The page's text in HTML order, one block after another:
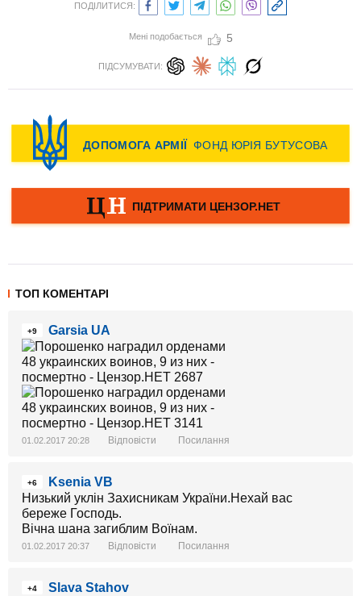
ПОДІЛИТИСЯ:
Мені подобається 5
ПІДСУМУВАТИ:
ТОП КОМЕНТАРІ
+9 Garsia UA
01.02.2017 20:28 Відповісти Посилання
+6
Ksenia VB
Низький уклін Захисникам України.Нехай вас
береже Господь.
Вічна шана загиблим Воїнам.
01.02.2017 20:37 Відповісти Посилання
+4
Slava Stahov